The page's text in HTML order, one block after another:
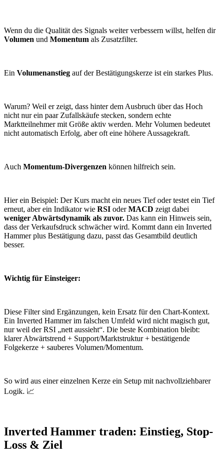
Wenn du die Qualität des Signals weiter verbessern willst, helfen dir
Volumen und Momentum als Zusatzfilter.
Ein Volumenanstieg auf der Bestätigungskerze ist ein starkes Plus.
Warum? Weil er zeigt, dass hinter dem Ausbruch über das Hoch
nicht nur ein paar Zufallskäufe stecken, sondern echte
Marktteilnehmer mit Größe aktiv werden. Mehr Volumen bedeutet
nicht automatisch Erfolg, aber oft eine höhere Aussagekraft.
Auch Momentum-Divergenzen können hilfreich sein.
Hier ein Beispiel: Der Kurs macht ein neues Tief oder testet ein Tief
erneut, aber ein Indikator wie RSI oderMACD zeigt dabei
weniger Abwärtsdynamik als zuvor. Das kann ein Hinweis sein,
dass der Verkaufsdruck schwächer wird. Kommt dann ein Inverted
Hammer plus Bestätigung dazu, passt das Gesamtbild deutlich
besser.
Wichtig für Einsteiger:
Diese Filter sind Ergänzungen, kein Ersatz für den Chart-Kontext.
Ein Inverted Hammer im falschen Umfeld wird nicht magisch gut,
nur weil der RSI „nett aussieht“. Die beste Kombination bleibt:
klarer Abwärtstrend + Support/Marktstruktur + bestätigende
Folgekerze + sauberes Volumen/Momentum.
So wird aus einer einzelnen Kerze ein Setup mit nachvollziehbarer
Logik. 📈
Inverted Hammer traden: Einstieg, Stop-
Loss & Ziel